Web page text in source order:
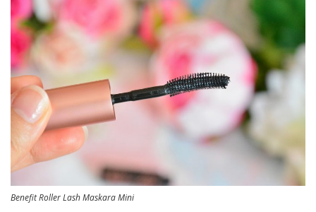
Benefit Roller Lash Maskara Mini